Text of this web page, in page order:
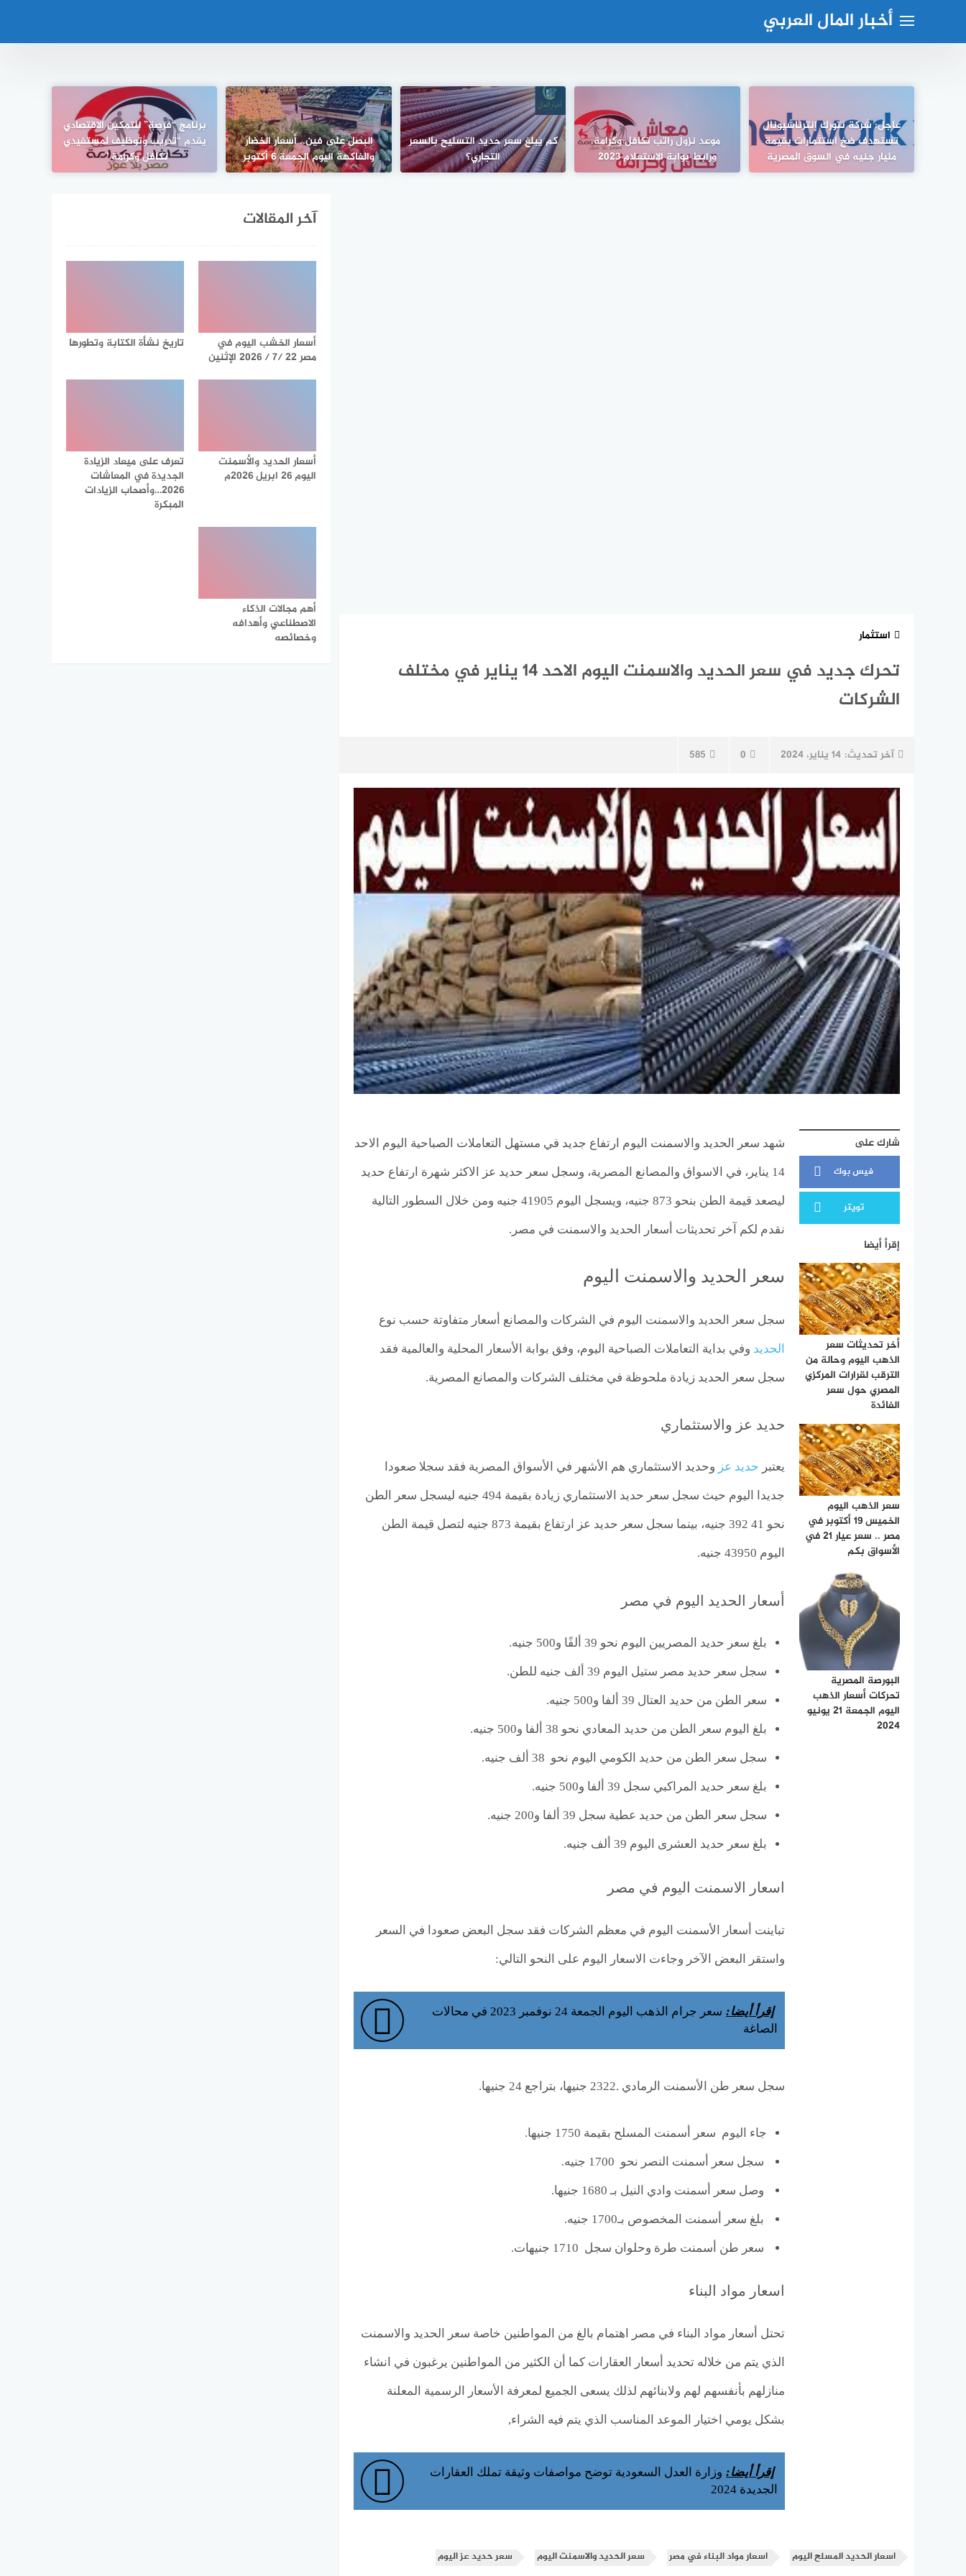
أخبار المال العربي
عاجل: شركة نتورك إنترناشيونال
تستهدف ضخ استثمارات بقيمة
مليار جنيه في السوق المصرية
موعد نزول راتب تكافل وكرامة
ورابط بوابة الاستعلام 2023
كم يبلغ سعر حديد التسليح بالسعر
التجاري؟
البصل على فين.. أسعار الخضار
والفاكهة اليوم الجمعة 6 أكتوبر
برنامج “فرصة” للتمكين الاقتصادي
يقدم “تدريب وتوظيف لمستفيدي
تكافل وكرامة ”
استثمار
تحرك جديد في سعر الحديد والاسمنت اليوم الاحد 14 يناير في مختلف
الشركات
آخر تحديث: 14 يناير، 2024 0
585
شارك على
فيس بوك
تويتر
إقرأ أيضا
أخر تحديثات سعر
الذهب اليوم وحالة من
الترقب لقرارات المركزي
المصري حول سعر
الفائدة
سعر الذهب اليوم
الخميس 19 أكتوبر في
مصر .. سعر عيار 21 في
الأسواق بكم
البورصة المصرية
تحركات أسعار الذهب
اليوم الجمعة 21 يونيو
2024
شهد سعر الحديد والاسمنت اليوم ارتفاع جديد في مستهل التعاملات الصباحية اليوم الاحد
14 يناير، في الاسواق والمصانع المصرية، وسجل سعر حديد عز الاكثر شهرة ارتفاع حديد
ليصعد قيمة الطن بنحو 873 جنيه، ويسجل اليوم 41905 جنيه ومن خلال السطور التالية
نقدم لكم آخر تحديثات أسعار الحديد والاسمنت في مصر.
سعر الحديد والاسمنت اليوم
سجل سعر الحديد والاسمنت اليوم في الشركات والمصانع أسعار متفاوتة حسب نوع
الحديد وفي بداية التعاملات الصباحية اليوم، وفق بوابة الأسعار المحلية والعالمية فقد
سجل سعر الحديد زيادة ملحوظة في مختلف الشركات والمصانع المصرية.
حديد عز والاستثماري
يعتبر حديد عز وحديد الاستثماري هم الأشهر في الأسواق المصرية فقد سجلا صعودا
جديدا اليوم حيث سجل سعر حديد الاستثماري زيادة بقيمة 494 جنيه ليسجل سعر الطن
نحو 41 392 جنيه، بينما سجل سعر حديد عز ارتفاع بقيمة 873 جنيه لتصل قيمة الطن
اليوم 43950 جنيه.
أسعار الحديد اليوم في مصر
بلغ سعر حديد المصريين اليوم نحو 39 ألفًا و500 جنيه.
سجل سعر حديد مصر ستيل اليوم 39 ألف جنيه للطن.
سعر الطن من حديد العتال 39 ألفا و500 جنيه.
بلغ اليوم سعر الطن من حديد المعادي نحو 38 ألفا و500 جنيه.
سجل سعر الطن من حديد الكومي اليوم نحو 38 ألف جنيه.
بلغ سعر حديد المراكبي سجل 39 ألفا و500 جنيه.
سجل سعر الطن من حديد عطية سجل 39 ألفا و200 جنيه.
بلغ سعر حديد العشرى اليوم 39 ألف جنيه.
اسعار الاسمنت اليوم في مصر
تباينت أسعار الأسمنت اليوم في معظم الشركات فقد سجل البعض صعودا في السعر
واستقر البعض الآخر وجاءت الاسعار اليوم على النحو التالي:
إقرأ أيضا:
سعر جرام الذهب اليوم الجمعة 24 نوفمبر 2023 في محالات
الصاغة
سجل سعر طن الأسمنت الرمادي .2322 جنيها، بتراجع 24 جنيها.
جاء اليوم سعر أسمنت المسلح بقيمة 1750 جنيها.
سجل سعر أسمنت النصر نحو 1700 جنيه.
وصل سعر أسمنت وادي النيل بـ 1680 جنيها.
بلغ سعر أسمنت المخصوص بـ1700 جنيه.
سعر طن أسمنت طرة وحلوان سجل 1710 جنيهات.
اسعار مواد البناء
تحتل أسعار مواد البناء في مصر اهتمام بالغ من المواطنين خاصة سعر الحديد والاسمنت
الذي يتم من خلاله تحديد أسعار العقارات كما أن الكثير من المواطنين يرغبون في انشاء
منازلهم بأنفسهم لهم ولابنائهم لذلك يسعى الجميع لمعرفة الأسعار الرسمية المعلنة
بشكل يومي اختيار الموعد المناسب الذي يتم فيه الشراء,
إقرأ أيضا: وزارة العدل السعودية توضح مواصفات وثيقة تملك العقارات
الجديدة 2024
اسعار الحديد المسلح اليوم اسعار مواد البناء في مصر سعر الحديد والاسمنت اليوم سعر حديد عز اليوم
آخر المقالات
أسعار الخشب اليوم في
مصر 22 /7 / 2026 الإثنين
تاريخ نشأة الكتابة وتطورها
أسعار الحديد والأسمنت
اليوم 26 ابريل 2026م
تعرف على ميعاد الزيادة
الجديدة في المعاشات
2026…وأصحاب الزيادات
المبكرة
أهم مجالات الذكاء
الاصطناعي وأهدافه
وخصائصه